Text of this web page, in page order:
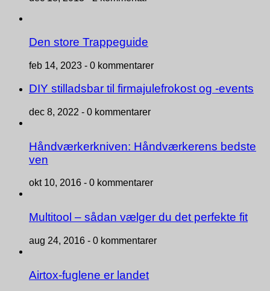
Den store Trappeguide
feb 14, 2023 - 0 kommentarer
DIY stilladsbar til firmajulefrokost og -events
dec 8, 2022 - 0 kommentarer
Håndværkerkniven: Håndværkerens bedste
ven
okt 10, 2016 - 0 kommentarer
Multitool – sådan vælger du det perfekte fit
aug 24, 2016 - 0 kommentarer
Airtox-fuglene er landet